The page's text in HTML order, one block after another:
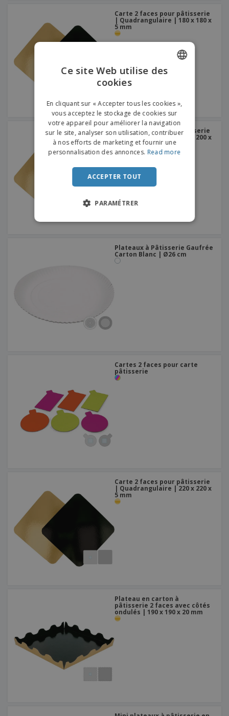
Carte 2 faces pour pâtisserie
| Quadrangulaire | 180 x 180 x
5 mm
Carte 2 faces pour pâtisserie
| Quadrangulaire | 200 x 200 x
5 mm
Plateaux à Pâtisserie Gaufrée
Carton Blanc | Ø26 cm
Cartes 2 faces pour carte
pâtisserie
Carte 2 faces pour pâtisserie
| Quadrangulaire | 220 x 220 x
5 mm
Plateau en carton à
pâtisserie 2 faces avec côtés
ondulés | 190 x 190 x 20 mm
DUTCH
PORTUGUESE
SPANISH
ITALIAN
Ce site Web utilise des
cookies
En cliquant sur « Accepter tous les cookies »,
vous acceptez le stockage de cookies sur
votre appareil pour améliorer la navigation
sur le site, analyser son utilisation, contribuer
à nos efforts de marketing et fournir une
personnalisation des annonces. Read more
ACCEPTER TOUT
PARAMÉTRER